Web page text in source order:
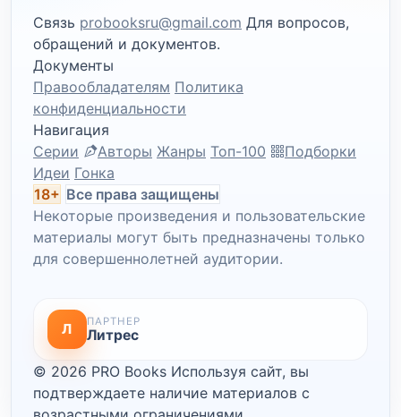
Связь probooksru@gmail.com Для вопросов,
обращений и документов.
Документы
Правообладателям Политика
конфиденциальности
Навигация
Серии
Авторы Жанры Топ-100
Подборки
Идеи Гонка
18+ Все права защищены
Некоторые произведения и пользовательские
материалы могут быть предназначены только
для совершеннолетней аудитории.
Л ПАРТНЕР
Литрес
© 2026 PRO Books Используя сайт, вы
подтверждаете наличие материалов с